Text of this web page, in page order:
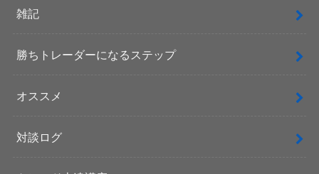
雑記
勝ちトレーダーになるステップ
オススメ
対談ログ